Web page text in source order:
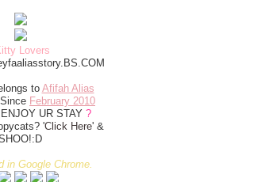
me?
Ford Focus
Lovers
toAfifah Alias
February 2010
ENJOY UR STAY ?
'Click Here' &
in Google Chrome.